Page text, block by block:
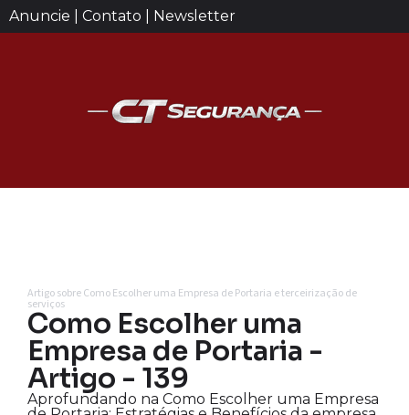
Anuncie | Contato | Newsletter
Artigo sobre Como Escolher uma Empresa de Portaria e terceirização de
serviços
Como Escolher uma
Empresa de Portaria -
Artigo - 139
Aprofundando na Como Escolher uma Empresa